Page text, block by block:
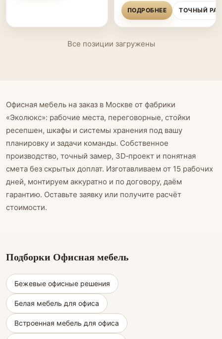
ПОДРОБНЕЕ ТОЧНЫЙ
Все позиции загружены
Офисная мебель на заказ в Москве от фабрики
«Эколюкс»: рабочие места, переговорные, стойки
ресепшен, шкафы и системы хранения под вашу
планировку и задачи команды. Собственное
производство, точный замер, 3D‑проект и понятная
смета без скрытых доплат. Изготавливаем от 15 рабочих
дней, монтируем аккуратно и по договору, даём
гарантию. Оставьте заявку или получите расчёт
стоимости.
Подборки Офисная мебель
Бежевые офисные решения
Белая мебель для офиса
Встроенная мебель для офиса